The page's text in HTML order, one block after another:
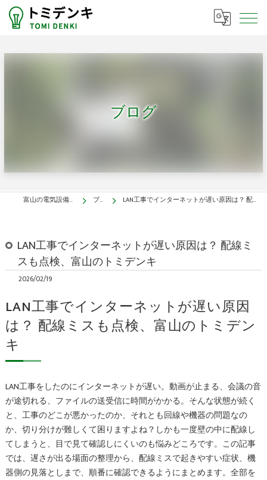
ブログ
富山の電気設備はトミデンキ ブログ LAN工事でインターネットが遅い原因は？ 配線ミスも点検、富山のトミデンキ
LAN工事でインターネットが遅い原因は？ 配線ミ
スも点検、富山のトミデンキ
2026/02/19
LAN工事でインターネットが遅い原因
は？ 配線ミスも点検、富山のトミデン
キ
LAN工事をしたのにインターネットが遅い。動画が止まる、会議の音
が途切れる、ファイルの送受信に時間がかかる。そんな状態が続く
と、工事のどこが悪かったのか、それとも回線や機器の問題なの
か、切り分けが難しくて困りますよね？しかも一度壁の中に配線し
てしまうと、目で見て確認しにくいのも悩みどころです。この記事
では、遅さが出る場面の整理から、配線ミスで起きやすい症状、機
器側の見落としまで、順番に確認できるようにまとめます。全部を